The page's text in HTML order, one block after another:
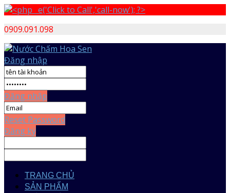
0909.091.098
Đăng nhập
Đăng nhập
Reset Password
Đăng ký
TRANG CHỦ
SẢN PHẨM